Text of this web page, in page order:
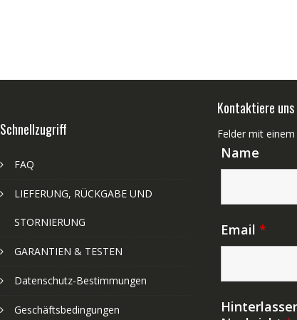
Schnellzugriff
FAQ
LIEFERUNG, RÜCKGABE UND
STORNIERUNG
GARANTIEN & TESTEN
Datenschutz-Bestimmungen
Geschäftsbedingungen
Kontaktiere uns
Felder mit einem
Name
Email *